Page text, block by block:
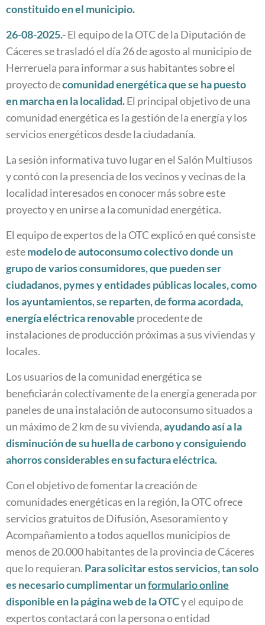
constituido en el municipio.
26-08-2025.-El equipo de la OTC de la Diputación de
Cáceres se trasladó el día 26 de agosto al municipio de
Herreruela para informar a sus habitantes sobre el
proyecto decomunidadenergética que se ha puesto
en marcha en la localidad.El principal objetivo de una
comunidad energética es la gestión de la energía y los
servicios energéticos desde la ciudadanía.
La sesión informativa tuvo lugar en el Salón Multiusos
y contó con la presencia de los vecinos y vecinas de la
localidad interesados en conocer más sobre este
proyecto y en unirse a la comunidad energética.
El equipo de expertos de la OTC explicó en qué consiste
estemodelo de autoconsumo colectivodonde un
grupode varios consumidores,que pueden ser
ciudadanos, pymes y entidades públicas locales, como
los ayuntamientos, se reparten, de forma acordada,
energía eléctrica renovable procedente de
instalaciones de producción próximas a sus viviendas y
locales.
Los usuarios de la comunidad energética se
beneficiarán colectivamente de la energía generada por
paneles de una instalación de autoconsumo situados a
un máximo de 2 km de su vivienda,ayudando así a la
disminución de su huella de carbono y consiguiendo
ahorros considerables en su factura eléctrica.
Con el objetivo de fomentar la creación de
comunidades energéticas en la región, la OTC ofrece
servicios gratuitos de Difusión, Asesoramiento y
Acompañamiento a todos aquellos municipios de
menos de 20.000 habitantes de la provincia de Cáceres
que lo requieran. Parasolicitar estos servicios,tan solo
es necesario cumplimentar unformularioonline
disponibleen lapáginaweb de la OTCy el equipo de
expertos contactará con la persona o entidad